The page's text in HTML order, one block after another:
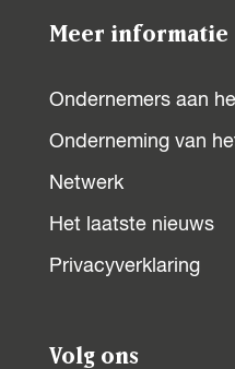
Meer informatie
Ondernemers aan
Onderneming van
Netwerk
Het laatste nieuws
Privacyverklaring
Volg ons